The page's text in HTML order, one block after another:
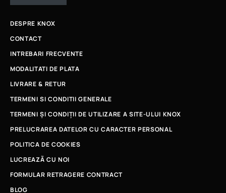
DESPRE KNOX
CONTACT
INTREBARI FRECVENTE
MODALITATI DE PLATA
LIVRARE & RETUR
TERMENI SI CONDITII GENERALE
TERMENI ȘI CONDIȚII DE UTILIZARE A SITE-ULUI KNOX
PRELUCRAREA DATELOR CU CARACTER PERSONAL
POLITICA DE COOKIES
LUCREAZÃ CU NOI
FORMULAR RETRAGERE CONTRACT
BLOG